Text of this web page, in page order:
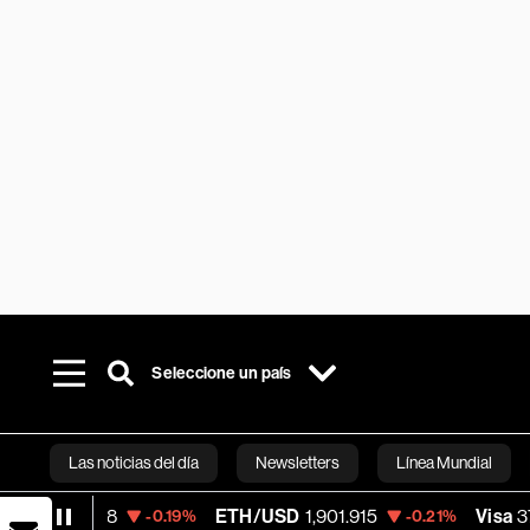
Seleccione un país
Las noticias del día Newsletters Línea Mundial
Bloomberg
ETH/USD 1,901.915 -0.21% Visa 370.47